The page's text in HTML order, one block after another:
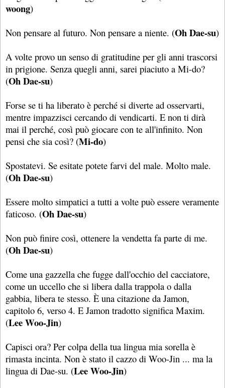
woong)
Non pensare al futuro. Non pensare a niente. (Oh Dae-su)
A volte provo un senso di gratitudine per gli anni trascorsi
in prigione. Senza quegli anni, sarei piaciuto a Mi-do?
(Oh Dae-su)
Forse se ti ha liberato è perché si diverte ad osservarti,
mentre impazzisci cercando di vendicarti. E non ti dirà
mai il perché, così può giocare con te all'infinito. Non
pensi che sia così? (Mi-do)
Spostatevi. Se esitate potete farvi del male. Molto male.
(Oh Dae-su)
Essere molto simpatici a tutti a volte può essere veramente
faticoso. (Oh Dae-su)
Non può finire così, ottenere la vendetta fa parte di me.
(Oh Dae-su)
Come una gazzella che fugge dall'occhio del cacciatore,
come un uccello che si libera dalla trappola o dalla
gabbia, libera te stesso. È una citazione da Jamon,
capitolo 6, verso 4. E Jamon tradotto significa Maxim.
(Lee Woo-Jin)
Capisci ora? Per colpa della tua lingua mia sorella è
rimasta incinta. Non è stato il cazzo di Woo-Jin ... ma la
lingua di Dae-su. (Lee Woo-Jin)